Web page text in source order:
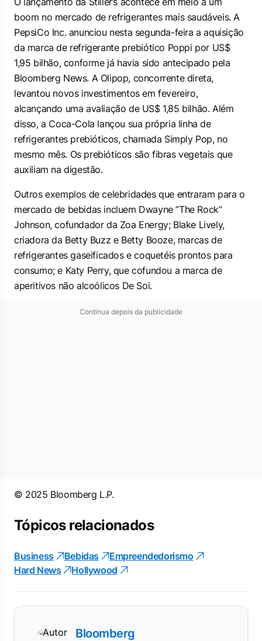
boom no mercado de refrigerantes mais saudáveis. A
PepsiCo Inc. anunciou nesta segunda-feira a aquisição
da marca de refrigerante prebiótico Poppi por US$
1,95 bilhão, conforme já havia sido antecipado pela
Bloomberg News. A Olipop, concorrente direta,
levantou novos investimentos em fevereiro,
alcançando uma avaliação de US$ 1,85 bilhão. Além
disso, a Coca-Cola lançou sua própria linha de
refrigerantes prebióticos, chamada Simply Pop, no
mesmo mês. Os prebióticos são fibras vegetais que
auxiliam na digestão.
Outros exemplos de celebridades que entraram para o
mercado de bebidas incluem Dwayne “The Rock”
Johnson, cofundador da Zoa Energy; Blake Lively,
criadora da Betty Buzz e Betty Booze, marcas de
refrigerantes gaseificados e coquetéis prontos para
consumo; e Katy Perry, que cofundou a marca de
aperitivos não alcoólicos De Soi.
Continua depois da publicidade
© 2025 Bloomberg L.P.
Tópicos relacionados
Business Bebidas
Empreendedorismo
Hard News
Hollywood
Bloomberg